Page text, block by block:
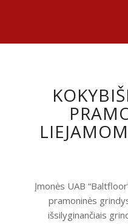
Įmonės UAB
pramoninės
išsilyginančiais